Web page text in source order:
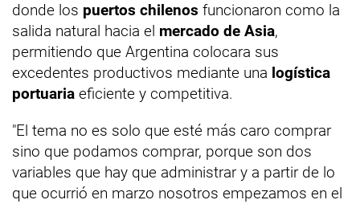
donde los puertos chilenos funcionaron como la
salida natural hacia el mercado de Asia,
permitiendo que Argentina colocara sus
excedentes productivos mediante una logística
portuaria eficiente y competitiva.
"El tema no es solo que esté más caro comprar
sino que podamos comprar, porque son dos
variables que hay que administrar y a partir de lo
que ocurrió en marzo nosotros empezamos en el